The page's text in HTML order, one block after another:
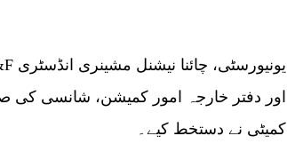
کمیٹی نے دستخط کیے۔